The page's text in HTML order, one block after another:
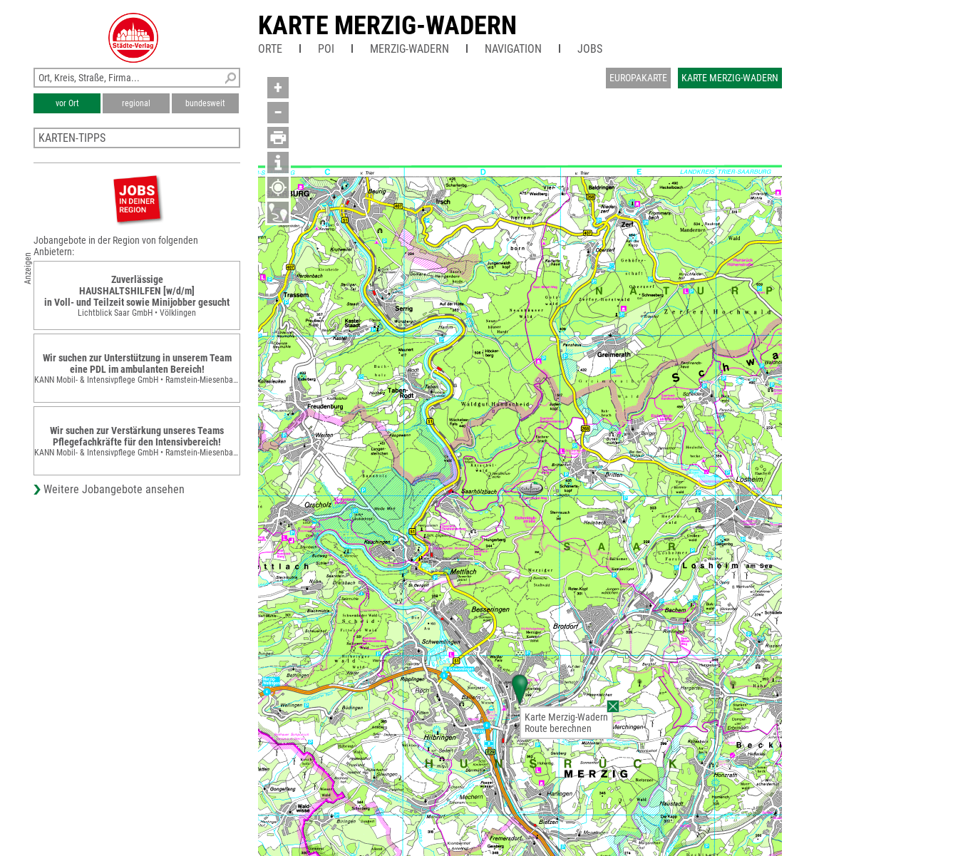
KARTE MERZIG-WADERN
ORTE POI MERZIG-WADERN NAVIGATION JOBS
EUROPAKARTE KARTE MERZIG-WADERN
+
−
Karte Merzig-Wadern
Route berechnen
vor Ort regional bundesweit
KARTEN-TIPPS
Stadtplan Dillingen (Saar)
Stadtplan Wallerfangen
Anzeigen
Jobangebote in der Region von folgenden
Anbietern:
Zuverlässige
HAUSHALTSHILFEN [w/d/m]
in Voll- und Teilzeit sowie Minijobber gesucht
Lichtblick Saar GmbH • Völklingen
Wir suchen zur Unterstützung in unserem Team
eine PDL im ambulanten Bereich!
KANN Mobil- & Intensivpflege GmbH • Ramstein-Miesenbach
Wir suchen zur Verstärkung unseres Teams
Pflegefachkräfte für den Intensivbereich!
KANN Mobil- & Intensivpflege GmbH • Ramstein-Miesenbach
Weitere Jobangebote ansehen